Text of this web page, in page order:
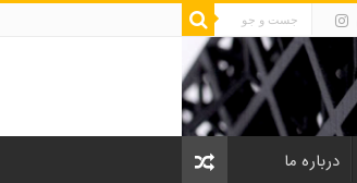
درباره ما